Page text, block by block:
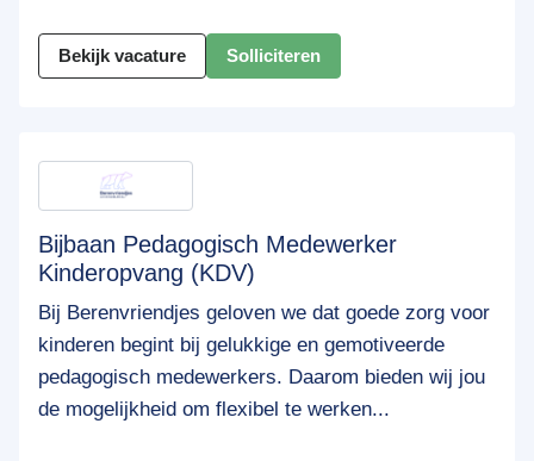
Bekijk vacature Solliciteren
Bijbaan Pedagogisch Medewerker
Kinderopvang (KDV)
Bij Berenvriendjes geloven we dat goede zorg voor
kinderen begint bij gelukkige en gemotiveerde
pedagogisch medewerkers. Daarom bieden wij jou
de mogelijkheid om flexibel te werken...